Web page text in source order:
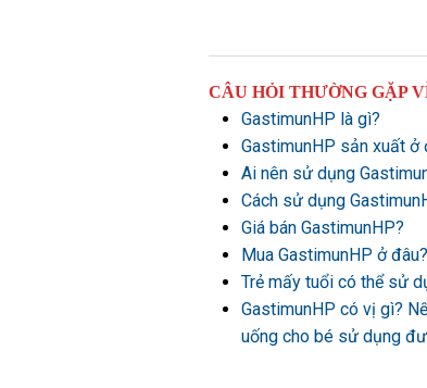
CÂU HỎI THƯỜNG GẶP
GastimunHP là gì?
GastimunHP sản xuất ở
Ai nên sử dụng
Cách sử dụng
Giá bán GastimunHP?
Mua GastimunHP ở đâu?
Trẻ mấy tuổi có thể sử
GastimunHP có vị gì?
uống cho bé sử dụng